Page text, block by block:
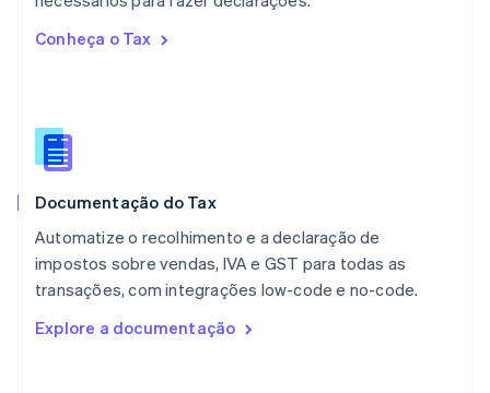
Conheça o Tax
Documentação do Tax
Automatize o recolhimento e a declaração de
impostos sobre vendas, IVA e GST para todas as
transações, com integrações low-code e no-code.
Explore a documentação
Países Baixos
Portugal
Português
English简体中文
Reino Unido
República Tcheca
English
English